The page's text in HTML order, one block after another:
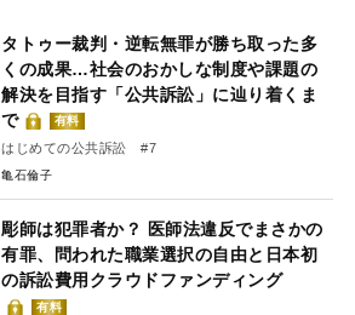
タトゥー裁判・逆転無罪が勝ち取った多
くの成果…社会のおかしな制度や課題の
解決を目指す「公共訴訟」に辿り着くま
で
有料
はじめての公共訴訟 #7
亀石倫子
彫師は犯罪者か？ 医師法違反でまさかの
有罪、問われた職業選択の自由と日本初
の訴訟費用クラウドファンディング
有料